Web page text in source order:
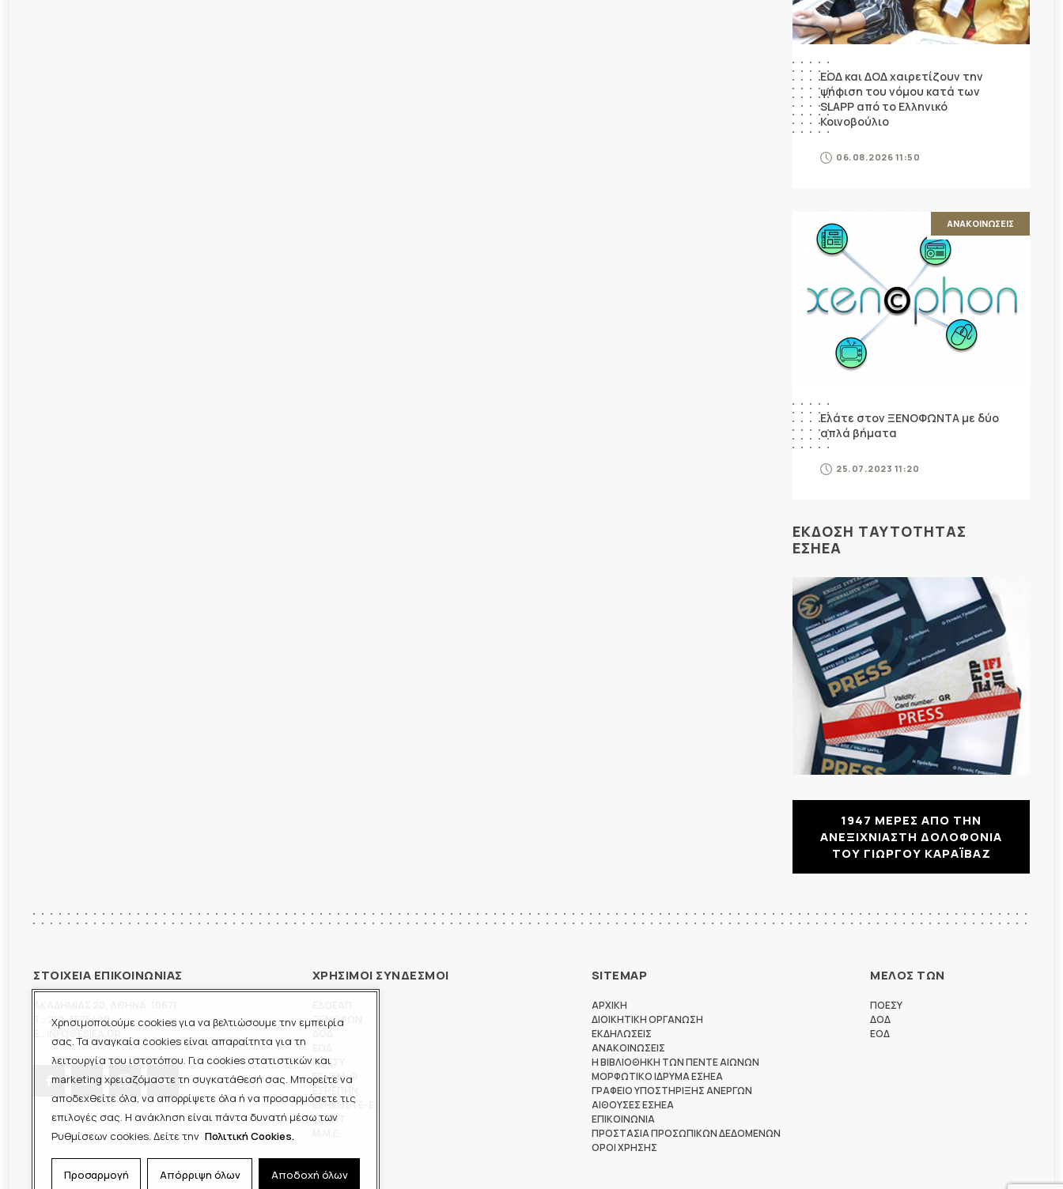
Χρησιμοποιούμε cookies για να βελτιώσουμε την εμπειρία
σας. Τα αναγκαία cookies είναι απαραίτητα για τη
λειτουργία του ιστοτόπου. Για cookies στατιστικών και
marketing χρειαζόμαστε τη συγκατάθεσή σας. Μπορείτε να
αποδεχθείτε όλα, να απορρίψετε όλα ή να προσαρμόσετε τις
επιλογές σας. Η ανάκληση είναι πάντα δυνατή μέσω των
Ρυθμίσεων cookies. Δείτε την Πολιτική Cookies.
Προσαρμογή Απόρριψη όλων Αποδοχή όλων
ΕΟΔ και ΔΟΔ χαιρετίζουν την
ψήφιση του νόμου κατά των
SLAPP από το Ελληνικό
Κοινοβούλιο
06.08.2026 11:50
ΑΝΑΚΟΙΝΩΣΕΙΣ
Ελάτε στον ΞΕΝΟΦΩΝΤΑ με δύο
απλά βήματα
25.07.2023 11:20
ΕΚΔΟΣΗ ΤΑΥΤΟΤΗΤΑΣ
ΕΣΗΕΑ
1947 ΜΕΡΕΣ ΑΠΟ ΤΗΝ
ΑΝΕΞΙΧΝΙΑΣΤΗ ΔΟΛΟΦΟΝΙΑ
ΤΟΥ ΓΙΩΡΓΟΥ ΚΑΡΑΪΒΑΖ
ΣΤΟΙΧΕΙΑ ΕΠΙΚΟΙΝΩΝΙΑΣ
210-3675400
ΧΡΗΣΙΜΟΙ ΣΥΝΔΕΣΜΟΙ
ΞΕΝΟΦΩΝ
ΠΟΕΣΥ
ΕΣΗΕΜ-Θ
ΕΣΗΕΘΣΤΕ-Ε
ΕΣΠΗΤ
SITEMAP
ΑΡΧΙΚΗ
ΔΙΟΙΚΗΤΙΚΗ ΟΡΓΑΝΩΣΗ
ΕΚΔΗΛΩΣΕΙΣ
ΑΝΑΚΟΙΝΩΣΕΙΣ
Η ΒΙΒΛΙΟΘΗΚΗ ΤΩΝ ΠΕΝΤΕ ΑΙΩΝΩΝ
ΜΟΡΦΩΤΙΚΟ ΙΔΡΥΜΑ ΕΣΗΕΑ
ΓΡΑΦΕΙΟ ΥΠΟΣΤΗΡΙΞΗΣ ΑΝΕΡΓΩΝ
ΑΙΘΟΥΣΕΣ ΕΣΗΕΑ
ΕΠΙΚΟΙΝΩΝΙΑ
ΠΡΟΣΤΑΣΙΑ ΠΡΟΣΩΠΙΚΩΝ ΔΕΔΟΜΕΝΩΝ
ΟΡΟΙ ΧΡΗΣΗΣ
ΜΕΛΟΣ ΤΩΝ
ΠΟΕΣΥ
ΔΟΔ
ΕΟΔ